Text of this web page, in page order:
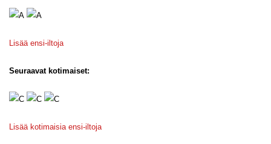
Lisää ensi-iltoja
Seuraavat kotimaiset:
Lisää kotimaisia ensi-iltoja